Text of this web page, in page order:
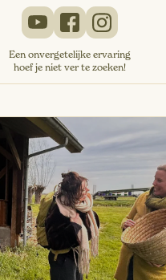
Een onvergetelijke ervaring
hoef je niet ver te zoeken!